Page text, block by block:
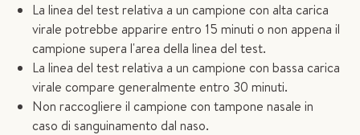
La linea del test relativa a un campione con alta carica
virale potrebbe apparire entro 15 minuti o non appena il
campione supera l'area della linea del test.
La linea del test relativa a un campione con bassa carica
virale compare generalmente entro 30 minuti.
Non raccogliere il campione con tampone nasale in
caso di sanguinamento dal naso.